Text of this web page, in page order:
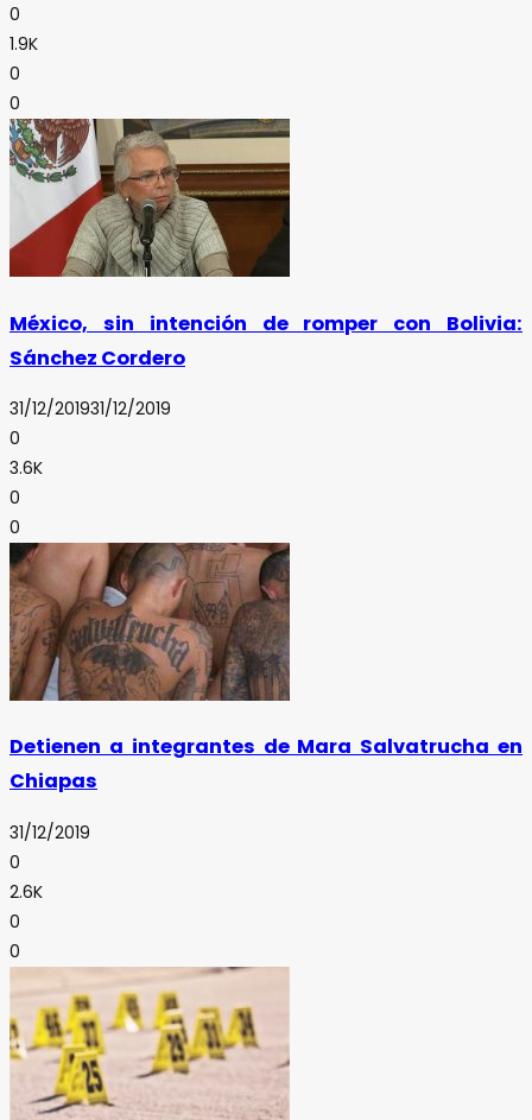
0
1.9K
0
0
México, sin intención de romper con Bolivia:
Sánchez Cordero
31/12/201931/12/2019
0
3.6K
0
0
Detienen a integrantes de Mara Salvatrucha en
Chiapas
31/12/2019
0
2.6K
0
0